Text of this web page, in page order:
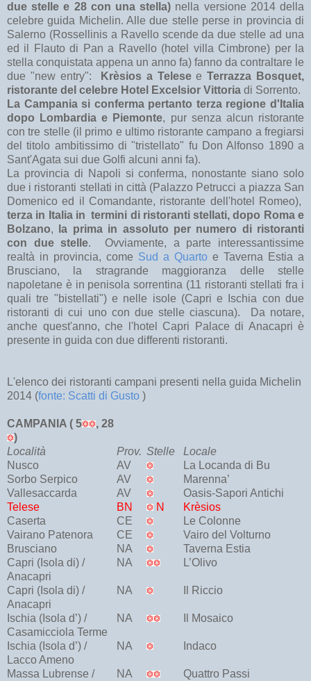
due stelle e 28 con una stella) nella versione 2014 della
celebre guida Michelin. Alle due stelle perse in provincia di
Salerno (Rossellinis a Ravello scende da due stelle ad una
ed il Flauto di Pan a Ravello (hotel villa Cimbrone) per la
stella conquistata appena un anno fa) fanno da contraltare le
due "new entry":
Krèsios a TeleseeTerrazza Bosquet,
ristorante del celebre Hotel Excelsior Vittoria di Sorrento.
La Campania si conferma pertanto terza regione d'Italia
dopo Lombardia e Piemonte, pur senza alcun ristorante
con tre stelle (il primo e ultimo ristorante campano a fregiarsi
del titolo ambitissimo di "tristellato" fu Don Alfonso 1890 a
Sant'Agata sui due Golfi alcuni anni fa).
La provincia di Napoli si conferma, nonostante siano solo
due i ristoranti stellati in città (Palazzo Petrucci a piazza San
Domenico ed il Comandante, ristorante dell'hotel Romeo),
terza in Italia in termini di ristoranti stellati, dopo Roma e
Bolzano,
la prima in assoluto per numero di ristoranti
con due stelle. Ovviamente, a parte interessantissime
realtà in provincia, come Sud a Quarto e Taverna Estia a
Brusciano, la stragrande maggioranza delle stelle
napoletane è in penisola sorrentina (11 ristoranti stellati fra i
quali tre "bistellati") e nelle isole (Capri e Ischia con due
ristoranti di cui uno con due stelle ciascuna). Da notare,
anche quest'anno, che l'hotel Capri Palace di Anacapri è
presente in guida con due differenti ristoranti.
L'elenco dei ristoranti campani presenti nella guida Michelin
2014 (fonte: Scatti di Gusto )
CAMPANIA ( 5
, 28
)
Località
Prov. Stelle
Locale
Nusco
AV
La Locanda di Bu
Sorbo Serpico
AV
Marenna’
Vallesaccarda
AV
Oasis-Sapori Antichi
Telese
BN N
Krèsios
Caserta
CE
Le Colonne
Vairano Patenora
CE
Vairo del Volturno
Brusciano
NA
Taverna Estia
Capri (Isola di) /
Anacapri
NA L’Olivo
Capri (Isola di) /
Anacapri
NA Il Riccio
Ischia (Isola d’) /
Casamicciola Terme
NA Il Mosaico
Ischia (Isola d’) /
Lacco Ameno
NA Indaco
Massa Lubrense /
NA Quattro Passi